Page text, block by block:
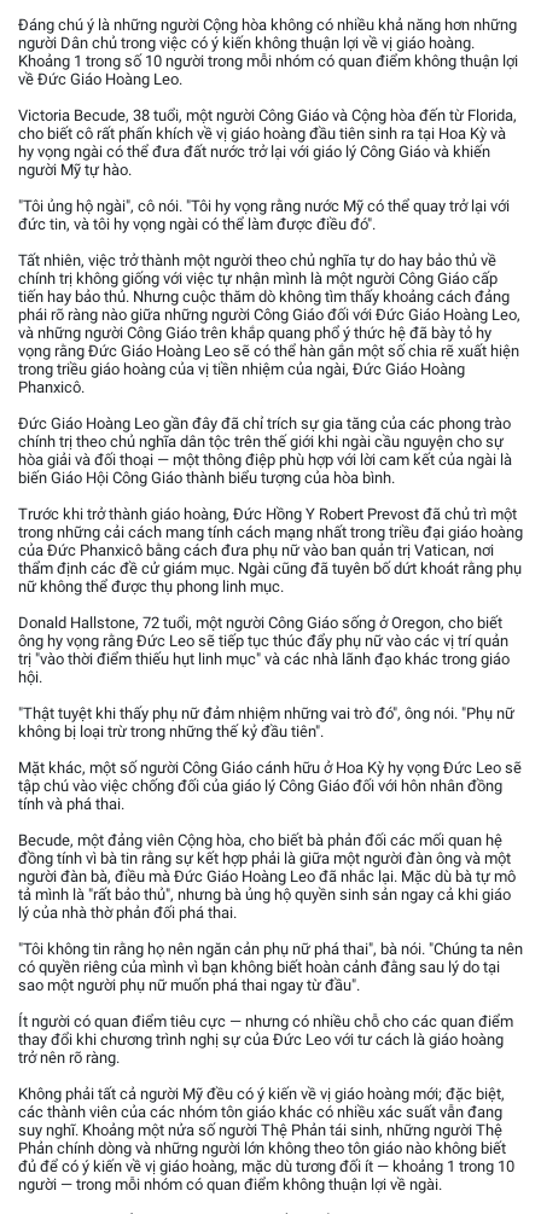
Đáng chú ý là những người Cộng hòa không có nhiều khả năng hơn những
người Dân chủ trong việc có ý kiến không thuận lợi về vị giáo hoàng.
Khoảng 1 trong số 10 người trong mỗi nhóm có quan điểm không thuận lợi
về Đức Giáo Hoàng Leo.
Victoria Becude, 38 tuổi, một người Công Giáo và Cộng hòa đến từ Florida,
cho biết cô rất phấn khích về vị giáo hoàng đầu tiên sinh ra tại Hoa Kỳ và
hy vọng ngài có thể đưa đất nước trở lại với giáo lý Công Giáo và khiến
người Mỹ tự hào.
"Tôi ủng hộ ngài", cô nói. "Tôi hy vọng rằng nước Mỹ có thể quay trở lại với
đức tin, và tôi hy vọng ngài có thể làm được điều đó".
Tất nhiên, việc trở thành một người theo chủ nghĩa tự do hay bảo thủ về
chính trị không giống với việc tự nhận mình là một người Công Giáo cấp
tiến hay bảo thủ. Nhưng cuộc thăm dò không tìm thấy khoảng cách đảng
phái rõ ràng nào giữa những người Công Giáo đối với Đức Giáo Hoàng Leo,
và những người Công Giáo trên khắp quang phổ ý thức hệ đã bày tỏ hy
vọng rằng Đức Giáo Hoàng Leo sẽ có thể hàn gắn một số chia rẽ xuất hiện
trong triều giáo hoàng của vị tiền nhiệm của ngài, Đức Giáo Hoàng
Phanxicô.
Đức Giáo Hoàng Leo gần đây đã chỉ trích sự gia tăng của các phong trào
chính trị theo chủ nghĩa dân tộc trên thế giới khi ngài cầu nguyện cho sự
hòa giải và đối thoại — một thông điệp phù hợp với lời cam kết của ngài là
biến Giáo Hội Công Giáo thành biểu tượng của hòa bình.
Trước khi trở thành giáo hoàng, Đức Hồng Y Robert Prevost đã chủ trì một
trong những cải cách mang tính cách mạng nhất trong triều đại giáo hoàng
của Đức Phanxicô bằng cách đưa phụ nữ vào ban quản trị Vatican, nơi
thẩm định các đề cử giám mục. Ngài cũng đã tuyên bố dứt khoát rằng phụ
nữ không thể được thụ phong linh mục.
Donald Hallstone, 72 tuổi, một người Công Giáo sống ở Oregon, cho biết
ông hy vọng rằng Đức Leo sẽ tiếp tục thúc đẩy phụ nữ vào các vị trí quản
trị "vào thời điểm thiếu hụt linh mục" và các nhà lãnh đạo khác trong giáo
hội.
"Thật tuyệt khi thấy phụ nữ đảm nhiệm những vai trò đó", ông nói. "Phụ nữ
không bị loại trừ trong những thế kỷ đầu tiên".
Mặt khác, một số người Công Giáo cánh hữu ở Hoa Kỳ hy vọng Đức Leo sẽ
tập chú vào việc chống đối của giáo lý Công Giáo đối với hôn nhân đồng
tính và phá thai.
Becude, một đảng viên Cộng hòa, cho biết bà phản đối các mối quan hệ
đồng tính vì bà tin rằng sự kết hợp phải là giữa một người đàn ông và một
người đàn bà, điều mà Đức Giáo Hoàng Leo đã nhắc lại. Mặc dù bà tự mô
tả mình là "rất bảo thủ", nhưng bà ủng hộ quyền sinh sản ngay cả khi giáo
lý của nhà thờ phản đối phá thai.
"Tôi không tin rằng họ nên ngăn cản phụ nữ phá thai", bà nói. "Chúng ta nên
có quyền riêng của mình vì bạn không biết hoàn cảnh đằng sau lý do tại
sao một người phụ nữ muốn phá thai ngay từ đầu".
Ít người có quan điểm tiêu cực — nhưng có nhiều chỗ cho các quan điểm
thay đổi khi chương trình nghị sự của Đức Leo với tư cách là giáo hoàng
trở nên rõ ràng.
Không phải tất cả người Mỹ đều có ý kiến về vị giáo hoàng mới; đặc biệt,
các thành viên của các nhóm tôn giáo khác có nhiều xác suất vẫn đang
suy nghĩ. Khoảng một nửa số người Thệ Phản tái sinh, những người Thệ
Phản chính dòng và những người lớn không theo tôn giáo nào không biết
đủ để có ý kiến về vị giáo hoàng, mặc dù tương đối ít — khoảng 1 trong 10
người — trong mỗi nhóm có quan điểm không thuận lợi về ngài.